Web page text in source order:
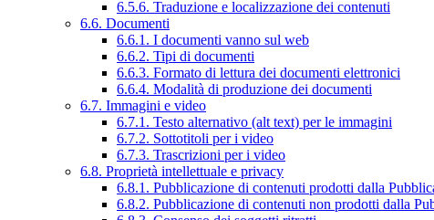
6.5.6. Traduzione e localizzazione dei contenuti
6.6. Documenti
6.6.1. I documenti vanno sul web
6.6.2. Tipi di documenti
6.6.3. Formato di lettura dei documenti elettronici
6.6.4. Modalità di produzione dei documenti
6.7. Immagini e video
6.7.1. Testo alternativo (alt text) per le immagini
6.7.2. Sottotitoli per i video
6.7.3. Trascrizioni per i video
6.8. Proprietà intellettuale e privacy
6.8.1. Pubblicazione di contenuti prodotti dalla
6.8.2. Pubblicazione di contenuti non prodotti dalla